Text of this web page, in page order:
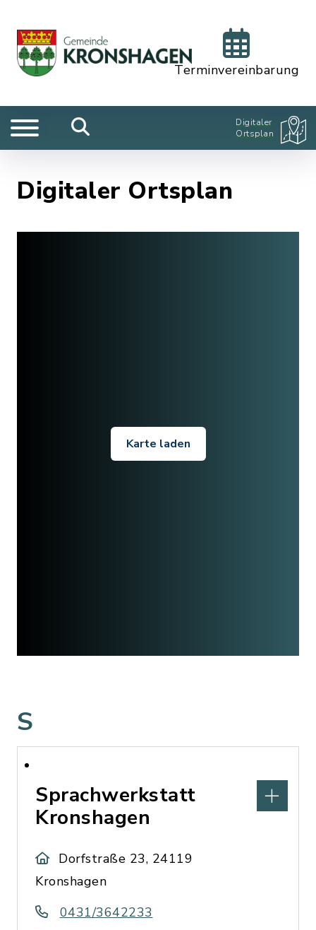
Terminvereinbarung
Digitaler
Ortsplan
Digitaler Ortsplan
Karte laden
S
Sprachwerkstatt
Kronshagen
Dorfstraße 23, 24119
Kronshagen
0431/3642233